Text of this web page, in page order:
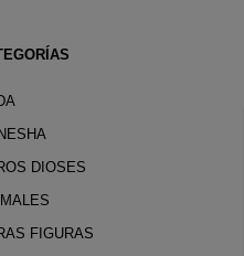
DIOSES
FIGURAS